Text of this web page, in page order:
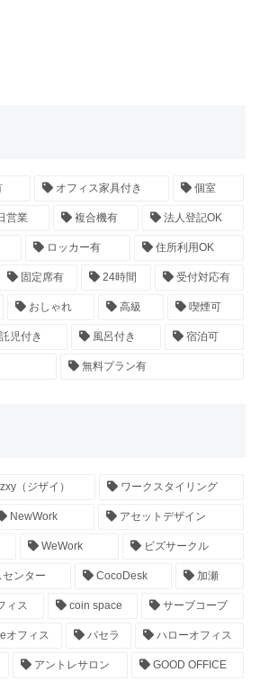
オフィス家具付き 個室
営業 複合機有 法人登記OK
ロッカー有 住所利用OK
固定席有 24時間 受付対応有
おしゃれ 高級 喫煙可
託児付き 風呂付き 宿泊可
無料プラン有
（ジザイ） ワークスタイリング
NewWork アセットデザイン
WeWork ビズサークル
ンター CocoDesk 加瀬
ィス coin space サーブコープ
オフィス パセラ ハローオフィス
アントレサロン GOOD OFFICE